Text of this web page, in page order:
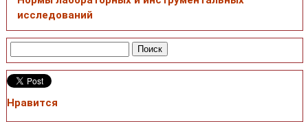
исследований
Нравится